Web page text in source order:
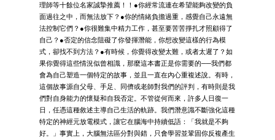
理師等十餘位名家誠摯推薦！！●你經常流連在希望能夠改變的負
面過往之中，而無法放下？●你的情緒負擔過重，感覺自己永遠無
法控制它們？●你很難集中精力工作，甚至要苦苦掙扎才照顧得了
自己？●否定的信念阻礙了你發揮潛能，你想改變這樣的行為模
式，卻找不到方法？●有時候，你覺得改變太難，或者太遲了？如
果你覺得這些情況似曾相識，那麼這本書正是你需要的──我們都
會為自己塑造一個特定的故事，並且一直在內心重複述說。有時，
這個故事源自父母、手足、同儕或老師對我們的評判，有時則是我
們對自身能力的懷疑和自我否定。不管從何而來，許多人日復一
日，任憑這種敘述主導自己生活的軌跡。我們潛意識不斷強化這種
特定的神經元放電模式，讓它在腦海中持續低語：「我就是不夠
好。」事實上，大腦無法區分對與錯，只會學習並鞏固你反複產生